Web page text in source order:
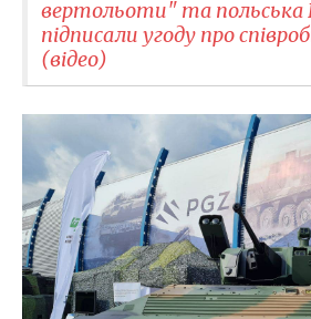
вертольоти" та польська
підписали угоду про
(відео)